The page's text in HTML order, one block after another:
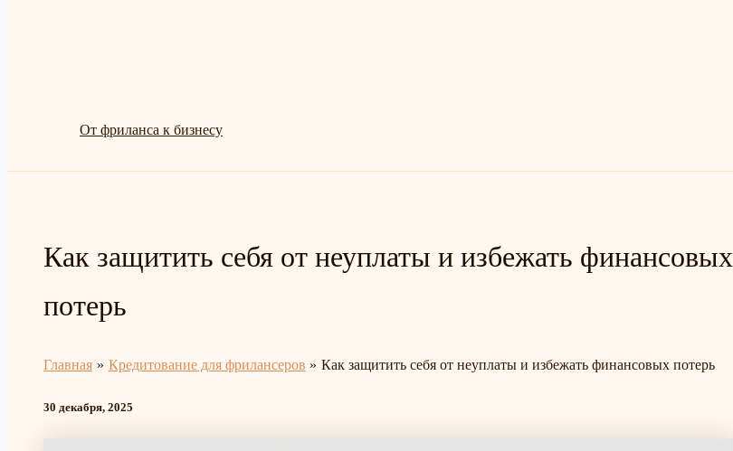
От фриланса к бизнесу
Как защитить себя от неуплаты и избежать финансовых
потерь
Главная Кредитование для фрилансеров Как защитить себя от неуплаты и избежать финансовых потерь
30 декабря, 2025